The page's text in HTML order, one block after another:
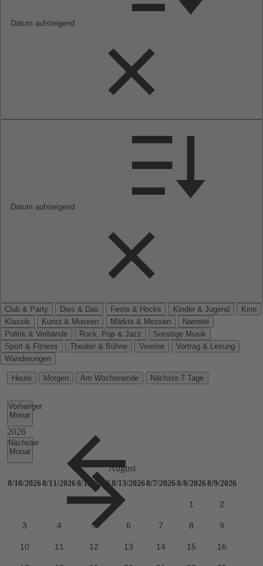
Datum aufsteigend
Datum aufsteigend
Club & Party Dies & Das Feste & Hocks Kinder & Jugend
Kino
Klassik
Kunst & Museen Märkte & Messen
Narretei
Politik & Verbände
Rock, Pop & Jazz
Sonstige Musik
Sport & Fitness
Theater & Bühne Vereine
Vortrag & Lesung
Wanderungen
Heute Morgen Am Wochenende Nächste 7 Tage
Vorheriger
Monat
Nächster
Monat